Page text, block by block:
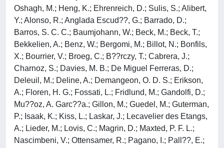
Oshagh, M.; Heng, K.; Ehrenreich, D.; Sulis, S.; Alibert,
Y.; Alonso, R.; Anglada Escud??, G.; Barrado, D.;
Barros, S. C. C.; Baumjohann, W.; Beck, M.; Beck, T.;
Bekkelien, A.; Benz, W.; Bergomi, M.; Billot, N.; Bonfils,
X.; Bourrier, V.; Broeg, C.; B??rczy, T.; Cabrera, J.;
Charnoz, S.; Davies, M. B.; De Miguel Ferreras, D.;
Deleuil, M.; Deline, A.; Demangeon, O. D. S.; Erikson,
A.; Floren, H. G.; Fossati, L.; Fridlund, M.; Gandolfi, D.;
Mu??oz, A. Garc??a.; Gillon, M.; Guedel, M.; Guterman,
P.; Isaak, K.; Kiss, L.; Laskar, J.; Lecavelier des Etangs,
A.; Lieder, M.; Lovis, C.; Magrin, D.; Maxted, P. F. L.;
Nascimbeni, V.; Ottensamer, R.; Pagano, I.; Pall??, E.;